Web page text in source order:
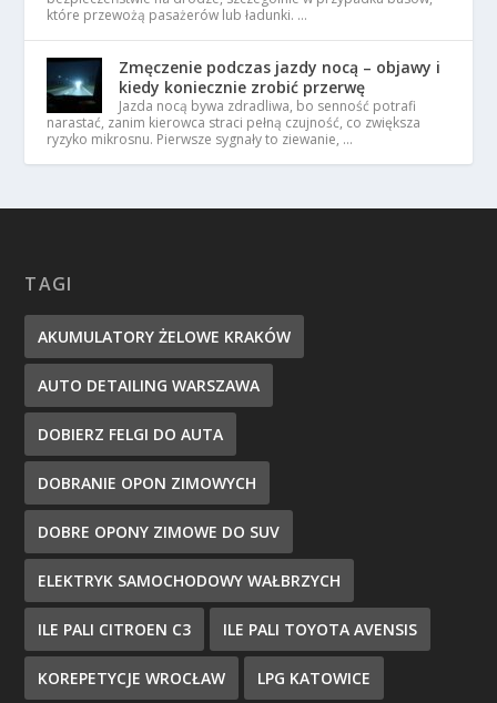
które przewożą pasażerów lub ładunki. …
Zmęczenie podczas jazdy nocą – objawy i
kiedy koniecznie zrobić przerwę
Jazda nocą bywa zdradliwa, bo senność potrafi
narastać, zanim kierowca straci pełną czujność, co zwiększa
ryzyko mikrosnu. Pierwsze sygnały to ziewanie, …
TAGI
AKUMULATORY ŻELOWE KRAKÓW
AUTO DETAILING WARSZAWA
DOBIERZ FELGI DO AUTA
DOBRANIE OPON ZIMOWYCH
DOBRE OPONY ZIMOWE DO SUV
ELEKTRYK SAMOCHODOWY WAŁBRZYCH
ILE PALI CITROEN C3 ILE PALI TOYOTA AVENSIS
KOREPETYCJE WROCŁAW LPG KATOWICE